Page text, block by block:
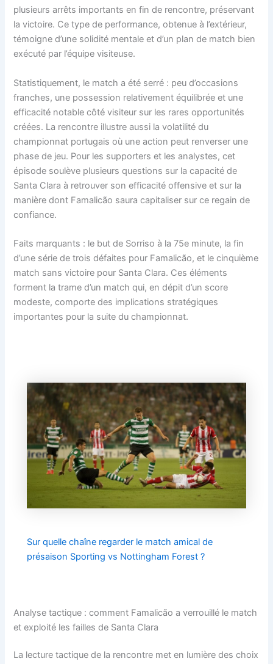
plusieurs arrêts importants en fin de rencontre, préservant
la victoire. Ce type de performance, obtenue à l’extérieur,
témoigne d’une solidité mentale et d’un plan de match bien
exécuté par l’équipe visiteuse.
Statistiquement, le match a été serré : peu d’occasions
franches, une possession relativement équilibrée et une
efficacité notable côté visiteur sur les rares opportunités
créées. La rencontre illustre aussi la volatilité du
championnat portugais où une action peut renverser une
phase de jeu. Pour les supporters et les analystes, cet
épisode soulève plusieurs questions sur la capacité de
Santa Clara à retrouver son efficacité offensive et sur la
manière dont Famalicão saura capitaliser sur ce regain de
confiance.
Faits marquants : le but de Sorriso à la 75e minute, la fin
d’une série de trois défaites pour Famalicão, et le cinquième
match sans victoire pour Santa Clara. Ces éléments
forment la trame d’un match qui, en dépit d’un score
modeste, comporte des implications stratégiques
importantes pour la suite du championnat.
Sur quelle chaîne regarder le match amical de
présaison Sporting vs Nottingham Forest ?
Analyse tactique : comment Famalicão a verrouillé le match
et exploité les failles de Santa Clara
La lecture tactique de la rencontre met en lumière des choix